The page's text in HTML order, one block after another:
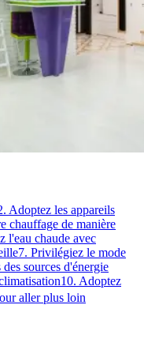
Adoptez les appareils
chauffage de manière
l'eau chaude avec
7. Privilégiez le mode
sources d'énergie
10. Adoptez
aller plus loin